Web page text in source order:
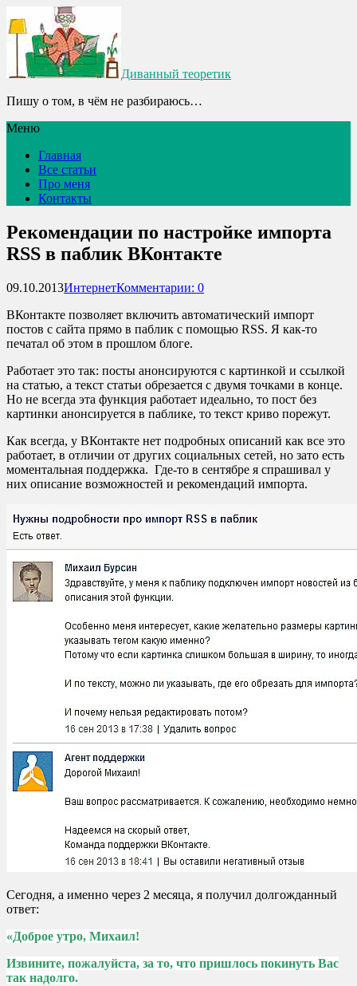
Диванный теоретик
Пишу о том, в чём не разбираюсь…
Меню
Главная
Все статьи
Про меня
Контакты
Рекомендации по настройке импорта
RSS в паблик ВКонтакте
09.10.2013ИнтернетКомментарии: 0
ВКонтакте позволяет включить автоматический импорт
постов с сайта прямо в паблик с помощью RSS. Я как-то
печатал об этом в прошлом блоге.
Работает это так: посты анонсируются с картинкой и ссылкой
на статью, а текст статьи обрезается с двумя точками в конце.
Но не всегда эта функция работает идеально, то пост без
картинки анонсируется в паблике, то текст криво порежут.
Как всегда, у ВКонтакте нет подробных описаний как все это
работает, в отличии от других социальных сетей, но зато есть
моментальная поддержка. Где-то в сентябре я спрашивал у
них описание возможностей и рекомендаций импорта.
Сегодня, а именно через 2 месяца, я получил долгожданный
ответ:
«Доброе утро, Михаил!
Извините, пожалуйста, за то, что пришлось покинуть Вас
так надолго.